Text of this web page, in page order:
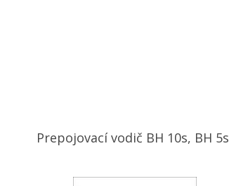
Prepojovací vodič BH 10s, BH 5s